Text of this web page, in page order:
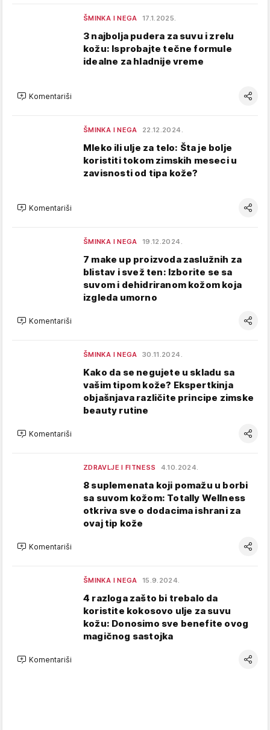
ŠMINKA I NEGA 17.1.2025.
3 najbolja pudera za suvu i zrelu
kožu: Isprobajte tečne formule
idealne za hladnije vreme
Komentariši
ŠMINKA I NEGA 22.12.2024.
Mleko ili ulje za telo: Šta je bolje
koristiti tokom zimskih meseci u
zavisnosti od tipa kože?
Komentariši
ŠMINKA I NEGA 19.12.2024.
7 make up proizvoda zaslužnih za
blistav i svež ten: Izborite se sa
suvom i dehidriranom kožom koja
izgleda umorno
Komentariši
ŠMINKA I NEGA 30.11.2024.
Kako da se negujete u skladu sa
vašim tipom kože? Ekspertkinja
objašnjava različite principe zimske
beauty rutine
Komentariši
ZDRAVLJE I FITNESS 4.10.2024.
8 suplemenata koji pomažu u borbi
sa suvom kožom: Totally Wellness
otkriva sve o dodacima ishrani za
ovaj tip kože
Komentariši
ŠMINKA I NEGA 15.9.2024.
4 razloga zašto bi trebalo da
koristite kokosovo ulje za suvu
kožu: Donosimo sve benefite ovog
magičnog sastojka
Komentariši